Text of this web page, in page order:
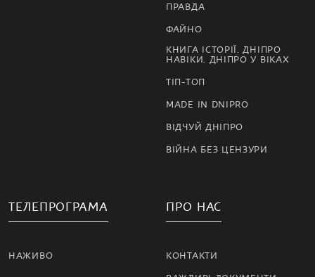
ПРАВДА
ФАЙНО
КНИГА ІСТОРІЇ. ДНІПРО
НАВІКИ. ДНІПРО У ВІКАХ
ТІП-ТОП
MADE IN DNIPRO
ВІДЧУЙ ДНІПРО
ВІЙНА БЕЗ ЦЕНЗУРИ
ТЕЛЕПРОГРАМА
НАЖИВО
ПРО НАС
КОНТАКТИ